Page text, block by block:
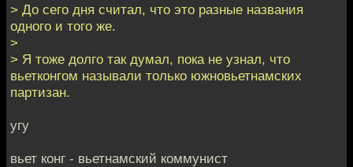
> До сего дня считал, что это разные названия
одного и того же.
>
> Я тоже долго так думал, пока не узнал, что
вьетконгом называли только южновьетнамских
партизан.
угу
вьет конг - вьетнамский коммунист